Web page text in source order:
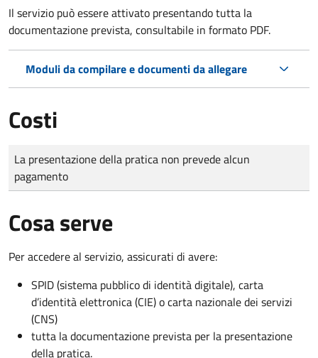
Il servizio può essere attivato presentando tutta la
documentazione prevista, consultabile in formato PDF.
Moduli da compilare e documenti da allegare
Costi
Tipo di pagamento
Importo
La presentazione della pratica non prevede alcun
pagamento
Cosa serve
Per accedere al servizio, assicurati di avere:
SPID (sistema pubblico di identità digitale), carta
d’identità elettronica (CIE) o carta nazionale dei servizi
(CNS)
tutta la documentazione prevista per la presentazione
della pratica.